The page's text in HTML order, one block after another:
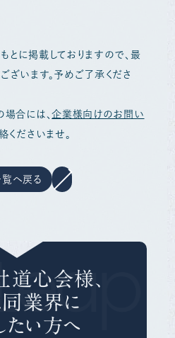
とに掲載しておりますので、最
います。予めご了承くださ
場合には、企業様向けのお問い
くださいませ。
覧へ戻る
心会様、
同業界に
たい方へ